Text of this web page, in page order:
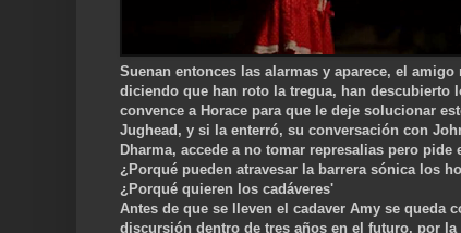
Suenan entonces las alarmas y aparece, el
diciendo que han roto la tregua, han descubierto
convence a Horace para que le deje solucionar
Jughead, y si la enterró, su conversación con
Dharma, accede a no tomar represalias pero pide
¿Porqué pueden atravesar la barrera sónica los
¿Porqué quieren los cadáveres'
Antes de que se lleven el cadaver Amy se
discursión dentro de tres años en el futuro, por